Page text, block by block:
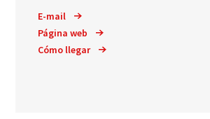
E-mail
Página web
Cómo llegar